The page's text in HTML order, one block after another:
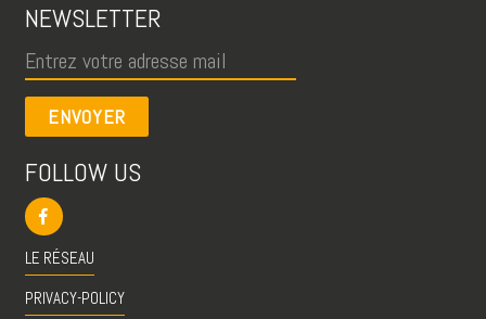
NEWSLETTER
ENVOYER
FOLLOW US
LE RÉSEAU
PRIVACY-POLICY